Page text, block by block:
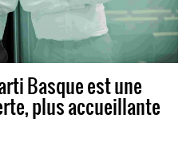
Basque est une
plus accueillante